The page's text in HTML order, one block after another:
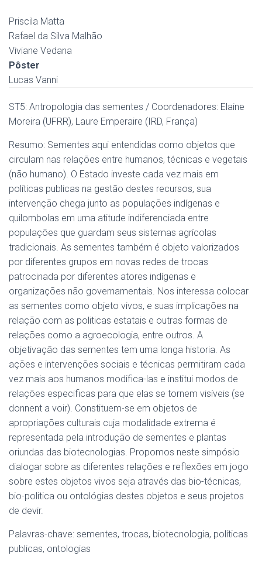
Priscila Matta
Rafael da Silva Malhão
Viviane Vedana
Pôster
Lucas Vanni
ST5: Antropologia das sementes / Coordenadores: Elaine
Moreira (UFRR), Laure Emperaire (IRD, França)
Resumo: Sementes aqui entendidas como objetos que
circulam nas relações entre humanos, técnicas e vegetais
(não humano). O Estado investe cada vez mais em
políticas publicas na gestão destes recursos, sua
intervenção chega junto as populações indígenas e
quilombolas em uma atitude indiferenciada entre
populações que guardam seus sistemas agrícolas
tradicionais. As sementes também é objeto valorizados
por diferentes grupos em novas redes de trocas
patrocinada por diferentes atores indígenas e
organizações não governamentais. Nos interessa colocar
as sementes como objeto vivos, e suas implicações na
relação com as politicas estatais e outras formas de
relações como a agroecologia, entre outros. A
objetivação das sementes tem uma longa historia. As
ações e intervenções sociais e técnicas permitiram cada
vez mais aos humanos modifica-las e institui modos de
relações especificas para que elas se tornem visíveis (se
donnent a voir). Constituem-se em objetos de
apropriações culturais cuja modalidade extrema é
representada pela introdução de sementes e plantas
oriundas das biotecnologias. Propomos neste simpósio
dialogar sobre as diferentes relações e reflexões em jogo
sobre estes objetos vivos seja através das bio-técnicas,
bio-politica ou ontológias destes objetos e seus projetos
de devir.
Palavras-chave: sementes, trocas, biotecnologia, políticas
publicas, ontologias